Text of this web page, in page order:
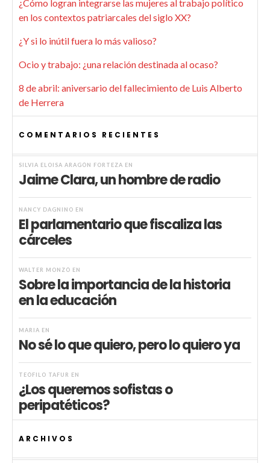
¿Cómo logran integrarse las mujeres al trabajo político
en los contextos patriarcales del siglo XX?
¿Y si lo inútil fuera lo más valioso?
Ocio y trabajo: ¿una relación destinada al ocaso?
8 de abril: aniversario del fallecimiento de Luis Alberto
de Herrera
COMENTARIOS RECIENTES
SILVIA ELOISA ARAGÓN FORTEZA EN
Jaime Clara, un hombre de radio
NANCY DAGNINO EN
El parlamentario que fiscaliza las
cárceles
WALTER MONZÓ EN
Sobre la importancia de la historia
en la educación
MARIA EN
No sé lo que quiero, pero lo quiero ya
TEÓFILO TAFUR EN
¿Los queremos sofistas o
peripatéticos?
ARCHIVOS